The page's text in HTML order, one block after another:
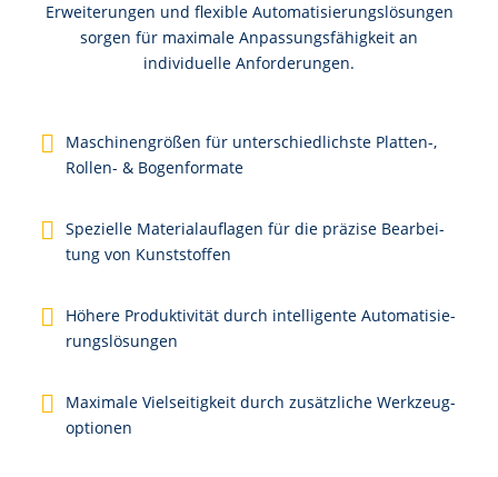
Erweiterungen und flexible Automatisierungslösungen
sorgen für maximale Anpassungsfähigkeit an
individuelle Anforderungen.
Ma­schi­nen­grö­ßen für un­ter­schied­lichs­te Plat­ten-,
Rol­len- & Bo­gen­for­ma­te
Spe­zi­el­le Ma­te­ri­al­auf­la­gen für die prä­zi­se Be­ar­bei­
tung von Kunst­stof­fen
Hö­he­re Pro­duk­ti­vi­tät durch in­tel­li­gen­te Au­to­ma­ti­sie­
rungs­lö­sun­gen
Ma­xi­ma­le Viel­sei­tig­keit durch zu­sätz­li­che Werk­zeug­
op­tio­nen